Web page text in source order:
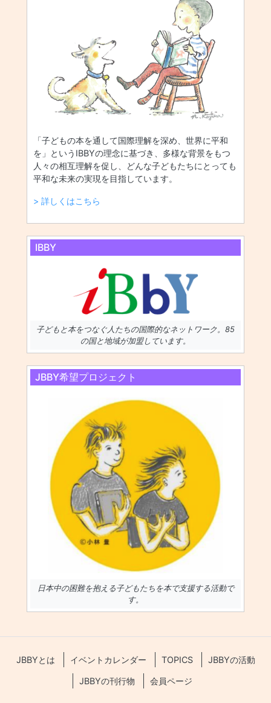
「子どもの本を通して国際理解を深め、世界に平和
を」というIBBYの理念に基づき、多様な背景をもつ
人々の相互理解を促し、どんな子どもたちにとっても
平和な未来の実現を目指しています。
> 詳しくはこちら
IBBY
子どもと本をつなぐ人たちの国際的なネットワーク。85
の国と地域が加盟しています。
JBBY希望プロジェクト
日本中の困難を抱える子どもたちを本で支援する活動で
す。
JBBYとは イベントカレンダー TOPICS JBBYの活動
JBBYの刊行物 会員ページ